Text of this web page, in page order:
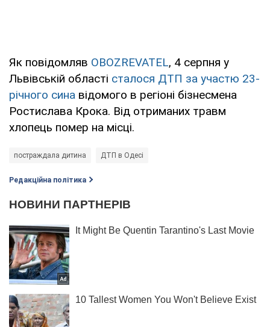
Як повідомляв OBOZREVATEL, 4 серпня у
Львівській області сталося ДТП за участю 23-
річного сина відомого в регіоні бізнесмена
Ростислава Крока. Від отриманих травм
хлопець помер на місці.
постраждала дитина ДТП в Одесі
Редакційна політика